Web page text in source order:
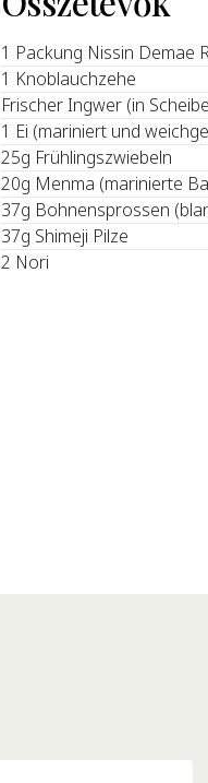
1 Packung Nissin Demae
1 Knoblauchzehe
Frischer Ingwer (in
1 Ei (mariniert und
25g Frühlingszwiebeln
20g Menma (marinierte
37g Bohnensprossen
37g Shimeji Pilze
2 Nori